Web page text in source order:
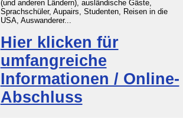
(und anderen Ländern), ausländische Gäste,
Sprachschüler, Aupairs, Studenten, Reisen in die
USA, Auswanderer...
Hier klicken für
umfangreiche
Informationen / Online-
Abschluss